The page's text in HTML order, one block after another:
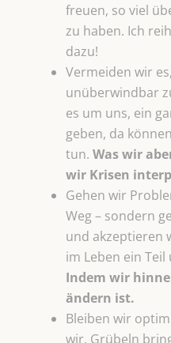
freuen, so viel
zu haben. Ich
dazu!
Vermeiden wir
unüberwindbar
es um uns, ein
geben, da
tun.Was wir
wir Krisen
Gehen wir
Weg – sondern
und akzeptieren
im Leben ein Teil
Indem wir
ändern ist.
Bleiben wir
wir. Grübeln